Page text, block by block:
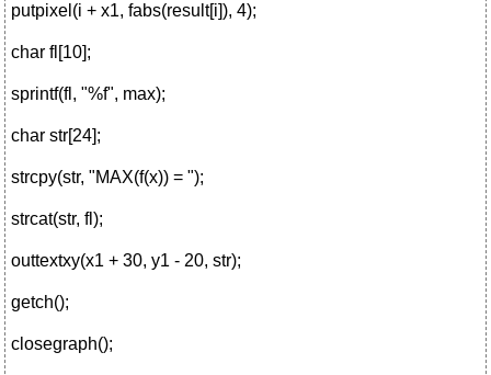
putpixel(i + x1, fabs(result[i]), 4);
char fl[10];
sprintf(fl, "%f", max);
char str[24];
strcpy(str, "MAX(f(x)) = ");
strcat(str, fl);
outtextxy(x1 + 30, y1 - 20, str);
getch();
closegraph();